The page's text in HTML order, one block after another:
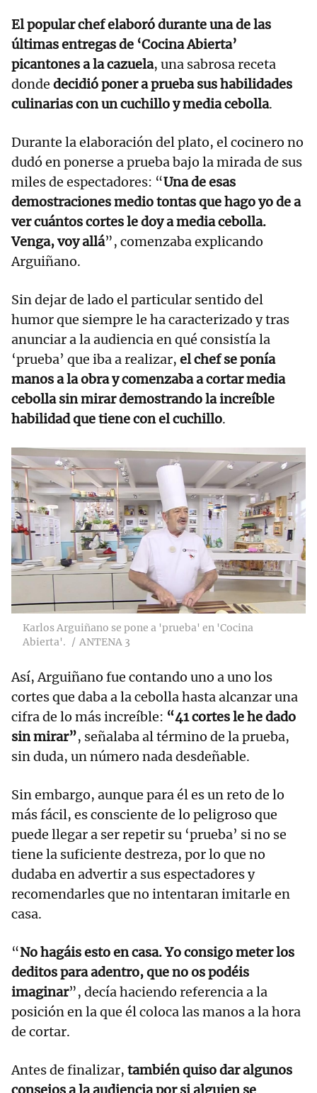
El popular chef elaboró durante una de las
últimas entregas de ‘Cocina Abierta’
picantones a la cazuela, una sabrosa receta
donde decidió poner a prueba sus habilidades
culinarias con un cuchillo y media cebolla.
Durante la elaboración del plato, el cocinero no
dudó en ponerse a prueba bajo la mirada de sus
miles de espectadores: “Una de esas
demostraciones medio tontas que hago yo de a
ver cuántos cortes le doy a media cebolla.
Venga, voy allá”, comenzaba explicando
Arguiñano.
Sin dejar de lado el particular sentido del
humor que siempre le ha caracterizado y tras
anunciar a la audiencia en qué consistía la
‘prueba’ que iba a realizar, el chef se ponía
manos a la obra y comenzaba a cortar media
cebolla sin mirar demostrando la increíble
habilidad que tiene con el cuchillo.
Karlos Arguiñano se pone a 'prueba' en 'Cocina
Abierta'.
ANTENA 3
Así, Arguiñano fue contando uno a uno los
cortes que daba a la cebolla hasta alcanzar una
cifra de lo más increíble: “41 cortes le he dado
sin mirar”, señalaba al término de la prueba,
sin duda, un número nada desdeñable.
Sin embargo, aunque para él es un reto de lo
más fácil, es consciente de lo peligroso que
puede llegar a ser repetir su ‘prueba’ si no se
tiene la suficiente destreza, por lo que no
dudaba en advertir a sus espectadores y
recomendarles que no intentaran imitarle en
casa.
“No hagáis esto en casa. Yo consigo meter los
deditos para adentro, que no os podéis
imaginar”, decía haciendo referencia a la
posición en la que él coloca las manos a la hora
de cortar.
Antes de finalizar, también quiso dar algunos